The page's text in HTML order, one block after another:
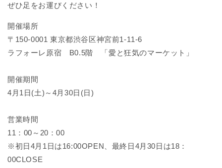
ぜひ足をお運びください！
開催場所
〒150-0001 東京都渋谷区神宮前1-11-6
ラフォーレ原宿 B0.5階 「愛と狂気のマーケット」
開催期間
4月1日(土)～4月30日(日)
営業時間
11：00～20：00
※初日4月1日は16:00OPEN、最終日4月30日は18：
00CLOSE